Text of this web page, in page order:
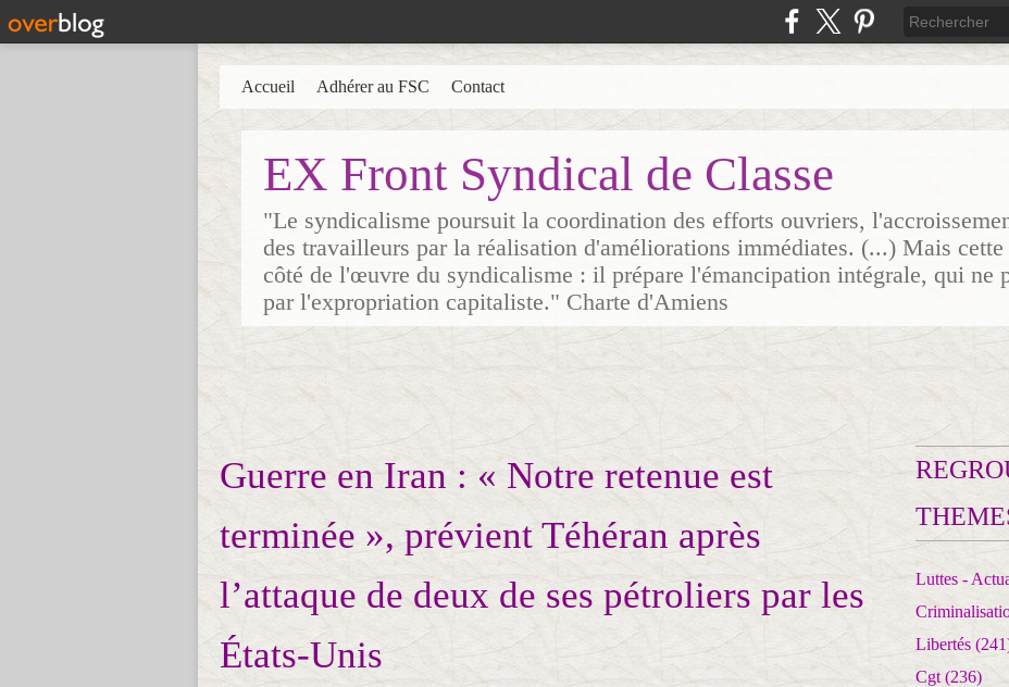
EX Front Syndical de Classe
"Le syndicalisme poursuit la coordination des efforts ouvriers,
des travailleurs par la réalisation d'améliorations immédiates. (...) Mais cette
côté de l'œuvre du syndicalisme : il prépare l'émancipation intégrale, qui ne
par l'expropriation capitaliste." Charte d'Amiens
Accueil Adhérer au FSC Contact
Guerre en Iran : « Notre retenue est
terminée », prévient Téhéran après
l’attaque de deux de ses pétroliers par les
États-Unis
Luttes -
Libertés
Cgt (236)